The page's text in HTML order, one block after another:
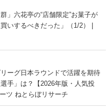
」六花亭の“店舗限定”お菓子が
いするべきだった」（1/2） |
ーグ日本ラウンドで活躍を期待
手」は？【2026年版・人気投
ツ ねとらぼリサーチ